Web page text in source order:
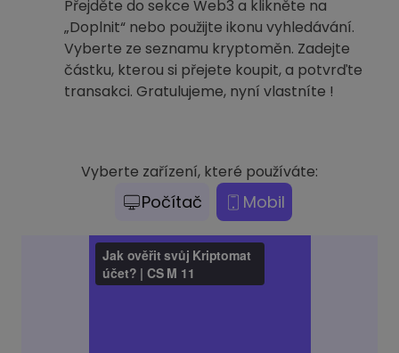
Přejděte do sekce Web3 a klikněte na
„Doplnit“ nebo použijte ikonu vyhledávání.
Vyberte ze seznamu kryptoměn. Zadejte
částku, kterou si přejete koupit, a potvrďte
transakci. Gratulujeme, nyní vlastníte !
Vyberte zařízení, které používáte:
Počítač Mobil